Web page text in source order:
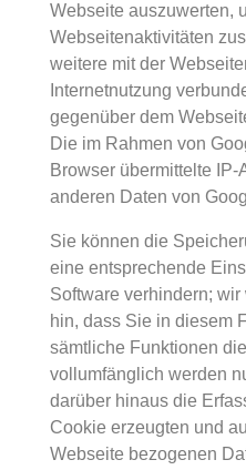
Webseite auszuwerten,
Webseitenaktivitäten
weitere mit der
Internetnutzung
gegenüber dem
Die im Rahmen von
Browser übermittelte
anderen Daten von
Sie können die
eine entsprechende
Software verhindern;
hin, dass Sie in diesem
sämtliche Funktionen
vollumfänglich werden
darüber hinaus die
Cookie erzeugten und
Webseite bezogenen